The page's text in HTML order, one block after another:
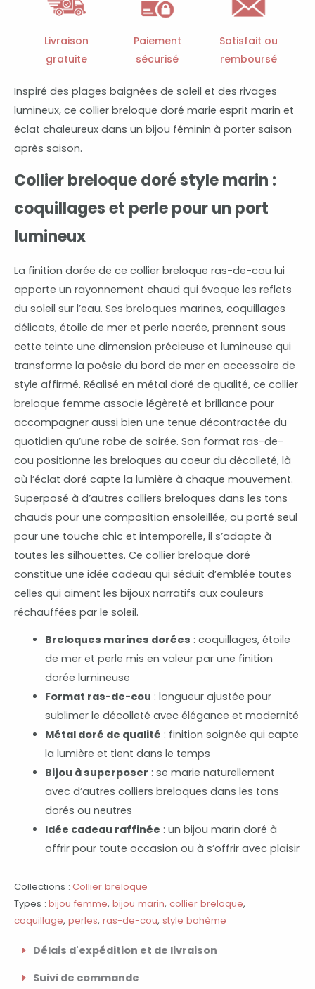
et
perle
Livraison
gratuite
Paiement
sécurisé
Satisfait ou
remboursé
Inspiré des plages baignées de soleil et des rivages
lumineux, ce collier breloque doré marie esprit marin et
éclat chaleureux dans un bijou féminin à porter saison
après saison.
Collier breloque doré style marin :
coquillages et perle pour un port
lumineux
La finition dorée de ce collier breloque ras-de-cou lui
apporte un rayonnement chaud qui évoque les reflets
du soleil sur l’eau. Ses breloques marines, coquillages
délicats, étoile de mer et perle nacrée, prennent sous
cette teinte une dimension précieuse et lumineuse qui
transforme la poésie du bord de mer en accessoire de
style affirmé. Réalisé en métal doré de qualité, ce collier
breloque femme associe légèreté et brillance pour
accompagner aussi bien une tenue décontractée du
quotidien qu’une robe de soirée. Son format ras-de-
cou positionne les breloques au coeur du décolleté, là
où l’éclat doré capte la lumière à chaque mouvement.
Superposé à d’autres colliers breloques dans les tons
chauds pour une composition ensoleillée, ou porté seul
pour une touche chic et intemporelle, il s’adapte à
toutes les silhouettes. Ce collier breloque doré
constitue une idée cadeau qui séduit d’emblée toutes
celles qui aiment les bijoux narratifs aux couleurs
réchauffées par le soleil.
Breloques marines dorées : coquillages, étoile
de mer et perle mis en valeur par une finition
dorée lumineuse
Format ras-de-cou : longueur ajustée pour
sublimer le décolleté avec élégance et modernité
Métal doré de qualité : finition soignée qui capte
la lumière et tient dans le temps
Bijou à superposer : se marie naturellement
avec d’autres colliers breloques dans les tons
dorés ou neutres
Idée cadeau raffinée : un bijou marin doré à
offrir pour toute occasion ou à s’offrir avec plaisir
Collections : Collier breloque
Types : bijou femme, bijou marin, collier breloque,
coquillage, perles, ras-de-cou, style bohème
Délais d'expédition et de livraison
Suivi de commande